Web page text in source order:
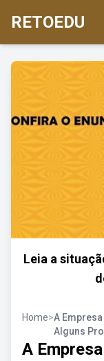
RETOEDU
Leia a
Home>A
Alguns
A